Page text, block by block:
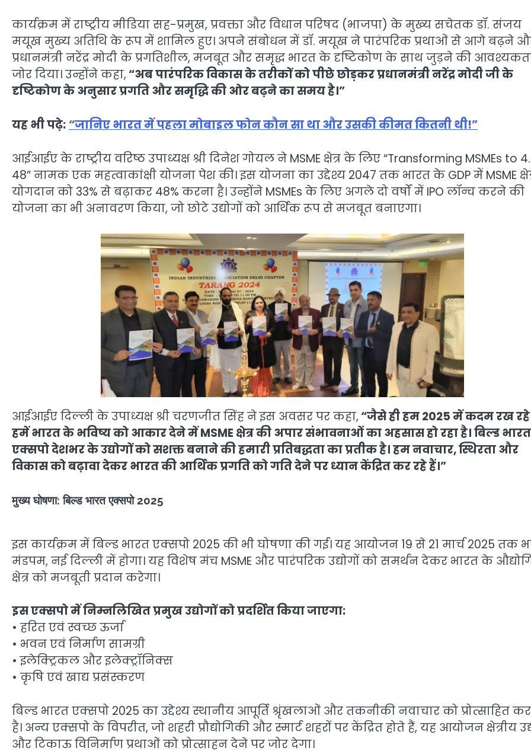
कार्यक्रम में राष्ट्रीय मीडिया सह-प्रमुख, प्रवक्ता और विधान परिषद (भाजपा) के मुख्य सचेतक डॉ. संजय
मयूख मुख्य अतिथि के रूप में शामिल हुए। अपने संबोधन में डॉ. मयूख ने पारंपरिक प्रथाओं से आगे बढ़ने
प्रधानमंत्री नरेंद्र मोदी के प्रगतिशील, मजबूत और समृद्ध भारत के दृष्टिकोण के साथ जुड़ने की
जोर दिया। उन्होंने कहा, “अब पारंपरिक विकास के तरीकों को पीछे छोड़कर प्रधानमंत्री नरेंद्र मोदी जी के
दृष्टिकोण के अनुसार प्रगति और समृद्धि की ओर बढ़ने का समय है।”
यह भी पढ़े: “जानिए भारत में पहला मोबाइल फोन कौन सा था और उसकी कीमत कितनी थी!”
आईआईए के राष्ट्रीय वरिष्ठ उपाध्यक्ष श्री दिनेश गोयल ने MSME क्षेत्र के लिए “Transforming MSMEs to
48” नामक एक महत्वाकांक्षी योजना पेश की। इस योजना का उद्देश्य 2047 तक भारत के GDP में MSME
योगदान को 33% से बढ़ाकर 48% करना है। उन्होंने MSMEs के लिए अगले दो वर्षों में IPO लॉन्च करने की
योजना का भी अनावरण किया, जो छोटे उद्योगों को आर्थिक रूप से मजबूत बनाएगा।
आईआईए दिल्ली के उपाध्यक्ष श्री चरणजीत सिंह ने इस अवसर पर कहा, “जैसे ही हम 2025 में कदम रख रहे
हमें भारत के भविष्य को आकार देने में MSME क्षेत्र की अपार संभावनाओं का अहसास हो रहा है। बिल्ड भारत
एक्सपो देशभर के उद्योगों को सशक्त बनाने की हमारी प्रतिबद्धता का प्रतीक है। हम नवाचार, स्थिरता और
विकास को बढ़ावा देकर भारत की आर्थिक प्रगति को गति देने पर ध्यान केंद्रित कर रहे हैं।”
मुख्य घोषणा: बिल्ड भारत एक्सपो 2025
इस कार्यक्रम में बिल्ड भारत एक्सपो 2025 की भी घोषणा की गई। यह आयोजन 19 से 21 मार्च 2025 तक
मंडपम, नई दिल्ली में होगा। यह विशेष मंच MSME और पारंपरिक उद्योगों को समर्थन देकर भारत के
क्षेत्र को मजबूती प्रदान करेगा।
इस एक्सपो में निम्नलिखित प्रमुख उद्योगों को प्रदर्शित किया जाएगा:
• हरित एवं स्वच्छ ऊर्जा
• भवन एवं निर्माण सामग्री
• इलेक्ट्रिकल और इलेक्ट्रॉनिक्स
• कृषि एवं खाद्य प्रसंस्करण
बिल्ड भारत एक्सपो 2025 का उद्देश्य स्थानीय आपूर्ति श्रृंखलाओं और तकनीकी नवाचार को प्रोत्साहित
है। अन्य एक्सपो के विपरीत, जो शहरी प्रौद्योगिकी और स्मार्ट शहरों पर केंद्रित होते हैं, यह आयोजन क्षेत्रीय
और टिकाऊ विनिर्माण प्रथाओं को प्रोत्साहन देने पर जोर देगा।